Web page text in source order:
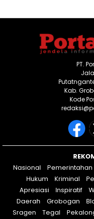
PT.
Kab.
Kode
Nasional
Pemerintahan
Hukum
Kriminal
Apresiasi
Inspiratif
Daerah
Grobogan
Sragen
Tegal